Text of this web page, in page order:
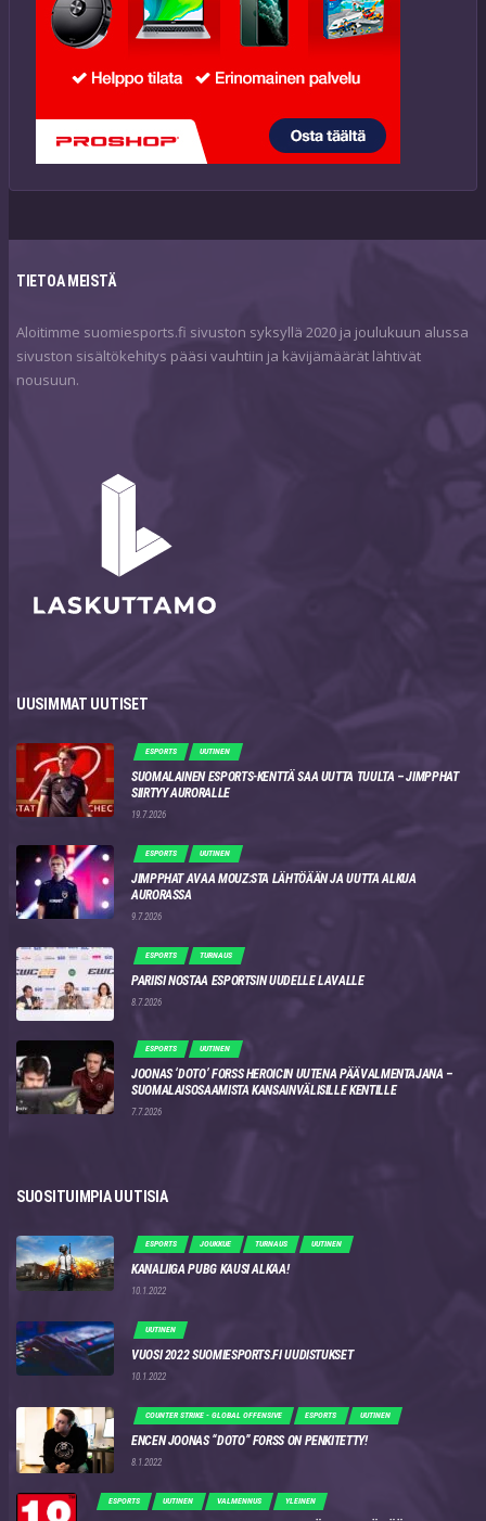
TIETOA MEISTÄ
Aloitimme suomiesports.fi sivuston syksyllä 2020 ja joulukuun alussa
sivuston sisältökehitys pääsi vauhtiin ja kävijämäärät lähtivät
nousuun.
UUSIMMAT UUTISET
ESPORTS UUTINEN
SUOMALAINEN ESPORTS-KENTTÄ SAA UUTTA TUULTA – JIMPPHAT
SIIRTYY AURORALLE
19.7.2026
ESPORTS UUTINEN
JIMPPHAT AVAA MOUZ:STA LÄHTÖÄÄN JA UUTTA ALKUA
AURORASSA
9.7.2026
ESPORTS TURNAUS
PARIISI NOSTAA ESPORTSIN UUDELLE LAVALLE
8.7.2026
ESPORTS UUTINEN
JOONAS ‘DOTO’ FORSS HEROICIN UUTENA PÄÄVALMENTAJANA –
SUOMALAISOSAAMISTA KANSAINVÄLISILLE KENTILLE
7.7.2026
SUOSITUIMPIA UUTISIA
ESPORTS JOUKKUE TURNAUS UUTINEN
KANALIIGA PUBG KAUSI ALKAA!
10.1.2022
UUTINEN
VUOSI 2022 SUOMIESPORTS.FI UUDISTUKSET
10.1.2022
COUNTER STRIKE - GLOBAL OFFENSIVE ESPORTS UUTINEN
ENCEN JOONAS “DOTO” FORSS ON PENKITETTY!
8.1.2022
ESPORTS UUTINEN VALMENNUS YLEINEN